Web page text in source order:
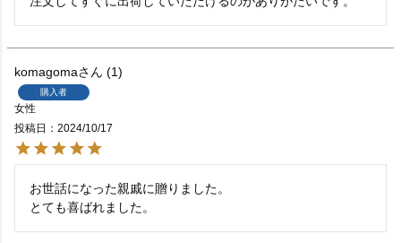
komagoma 1
購入者
女性
投稿日
2024/10/17
お世話になった親戚に贈りました。
とても喜ばれました。